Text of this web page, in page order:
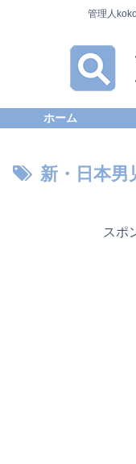
管理人
ホーム
新・日本男
ス